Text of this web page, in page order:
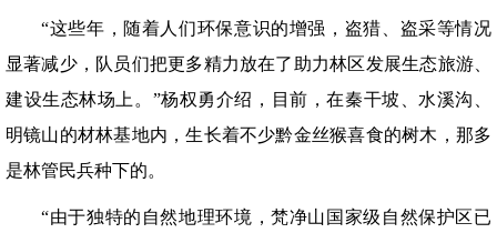
“这些年，随着人们环保意识的增强，盗猎、盗采等情况
显著减少，队员们把更多精力放在了助力林区发展生态旅游、
建设生态林场上。”杨权勇介绍，目前，在秦干坡、水溪沟、
明镜山的材林基地内，生长着不少黔金丝猴喜食的树木，那多
是林管民兵种下的。
“由于独特的自然地理环境，梵净山国家级自然保护区已